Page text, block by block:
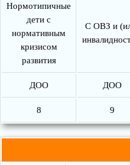
Нормотипичные
дети с
нормативным
кризисом
развития
С ОВЗ и
ДОО ДОО
8 9